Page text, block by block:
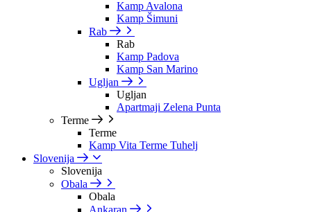
Kamp Avalona
Kamp Šimuni
Rab
Rab
Kamp Padova
Kamp San Marino
Ugljan
Ugljan
Apartmaji Zelena Punta
Terme
Terme
Kamp Vita Terme Tuhelj
Slovenija
Slovenija
Obala
Obala